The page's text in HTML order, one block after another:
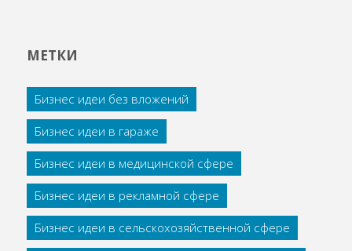
МЕТКИ
Бизнес идеи без вложений
Бизнес идеи в гараже
Бизнес идеи в медицинской сфере
Бизнес идеи в рекламной сфере
Бизнес идеи в сельскохозяйственной сфере